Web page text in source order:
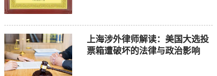
上海涉外律师解读：美国大选投
票箱遭破坏的法律与政治影响